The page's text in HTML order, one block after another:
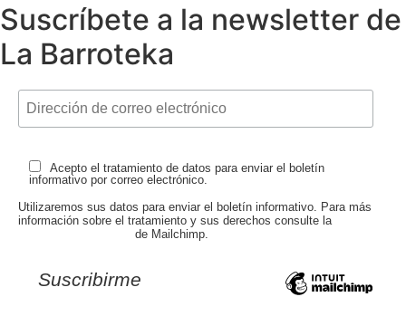
Suscríbete a la newsletter de
La Barroteka
Acepto el tratamiento de datos para enviar el boletín
informativo por correo electrónico.
Utilizaremos sus datos para enviar el boletín informativo. Para más
información sobre el tratamiento y sus derechos consulte la
de Mailchimp.